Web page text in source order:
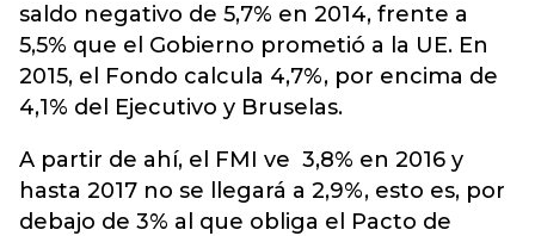
saldo negativo de 5,7% en 2014, frente a
5,5% que el Gobierno prometió a la UE. En
2015, el Fondo calcula 4,7%, por encima de
4,1% del Ejecutivo y Bruselas.
A partir de ahí, el FMI ve 3,8% en 2016 y
hasta 2017 no se llegará a 2,9%, esto es, por
debajo de 3% al que obliga el Pacto de